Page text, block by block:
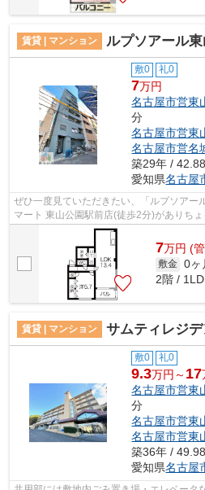
賃貸 | マンション ルプソアール東
敷0 礼0
7万円
名古屋市営東
分
名古屋市営東
名古屋市営名
築29年 /
愛知県名古屋
ぜひ一度見ていただきたい、「ルプソアー
マート 東山公園駅前店(徒歩2分)がありち
部にはエレベータ・敷地内ごみ置き...
7万円 (
敷金 0ヶ
2階 /
賃貸 | マンション サムティレジ
敷0 礼0
9.3万円～ 17
名古屋市営東
分
名古屋市営東
名古屋市営東
築36年 /
愛知県名古屋